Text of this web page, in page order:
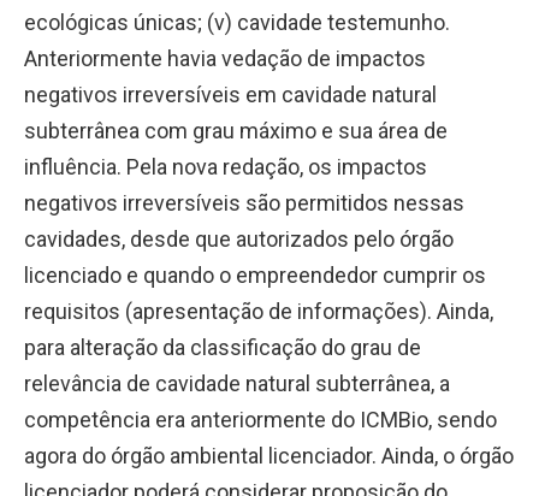
ecológicas únicas; (v) cavidade testemunho.
Anteriormente havia vedação de impactos
negativos irreversíveis em cavidade natural
subterrânea com grau máximo e sua área de
influência. Pela nova redação, os impactos
negativos irreversíveis são permitidos nessas
cavidades, desde que autorizados pelo órgão
licenciado e quando o empreendedor cumprir os
requisitos (apresentação de informações). Ainda,
para alteração da classificação do grau de
relevância de cavidade natural subterrânea, a
competência era anteriormente do ICMBio, sendo
agora do órgão ambiental licenciador. Ainda, o órgão